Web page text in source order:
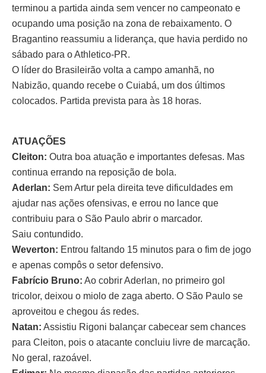
terminou a partida ainda sem vencer no campeonato e
ocupando uma posição na zona de rebaixamento. O
Bragantino reassumiu a liderança, que havia perdido no
sábado para o Athletico-PR.
O líder do Brasileirão volta a campo amanhã, no
Nabizão, quando recebe o Cuiabá, um dos últimos
colocados. Partida prevista para às 18 horas.
ATUAÇÕES
Cleiton: Outra boa atuação e importantes defesas. Mas
continua errando na reposição de bola.
Aderlan: Sem Artur pela direita teve dificuldades em
ajudar nas ações ofensivas, e errou no lance que
contribuiu para o São Paulo abrir o marcador.
Saiu contundido.
Weverton: Entrou faltando 15 minutos para o fim de jogo
e apenas compôs o setor defensivo.
Fabrício Bruno: Ao cobrir Aderlan, no primeiro gol
tricolor, deixou o miolo de zaga aberto. O São Paulo se
aproveitou e chegou ás redes.
Natan: Assistiu Rigoni balançar cabecear sem chances
para Cleiton, pois o atacante concluiu livre de marcação.
No geral, razoável.